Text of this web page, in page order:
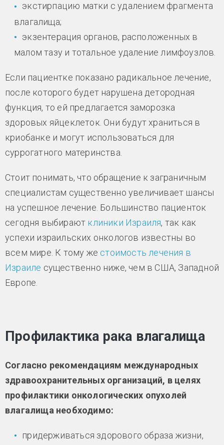
экстирпацию матки с удалением фрагмента
влагалища;
экзентерация органов, расположенных в
малом тазу и тотальное удаление лимфоузлов.
Если пациентке показано радикальное лечение,
после которого будет нарушена детородная
функция, то ей предлагается заморозка
здоровых яйцеклеток. Они будут храниться в
криобанке и могут использоваться для
суррогатного материнства.
Стоит понимать, что обращение к заграничным
специалистам существенно увеличивает шансы
на успешное лечение. Большинство пациенток
сегодня выбирают клиники Израиля, так как
успехи израильских онкологов известны во
всем мире. К тому же стоимость лечения в
Израиле существенно ниже, чем в США, Западной
Европе.
Профилактика рака влагалища
Согласно рекомендациям международных
здравоохранительных организаций, в целях
профилактики онкологических опухолей
влагалища необходимо:
придерживаться здорового образа жизни,